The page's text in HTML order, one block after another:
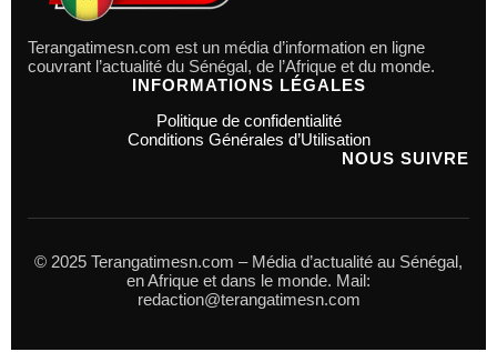
Terangatimesn.com est un média d’information en ligne
couvrant l’actualité du Sénégal, de l’Afrique et du monde.
INFORMATIONS LÉGALES
Politique de confidentialité
Conditions Générales d’Utilisation
NOUS SUIVRE
© 2025 Terangatimesn.com – Média d’actualité au Sénégal,
en Afrique et dans le monde. Mail:
redaction@terangatimesn.com